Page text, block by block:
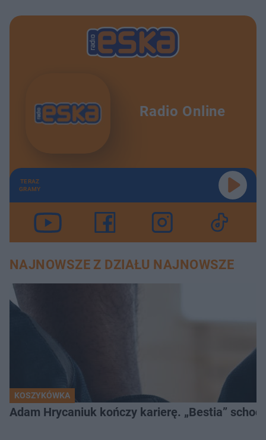
Radio Online
TERAZ
GRAMY
NAJNOWSZE Z DZIAŁU NAJNOWSZE
KOSZYKÓWKA
Adam Hrycaniuk kończy karierę. „Bestia”